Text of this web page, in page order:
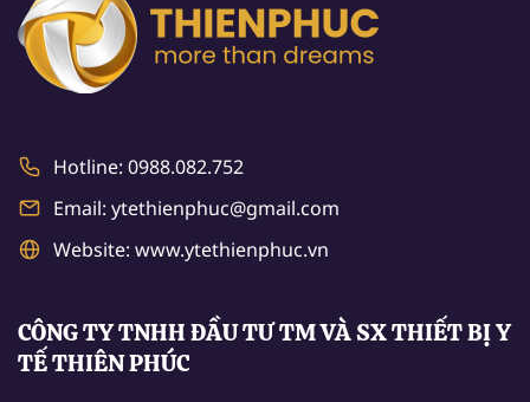
Hotline: 0988.082.752
Email: ytethienphuc@gmail.com
Website: www.ytethienphuc.vn
CÔNG TY TNHH ĐẦU TƯ TM VÀ SX THIẾT BỊ Y
TẾ THIÊN PHÚC